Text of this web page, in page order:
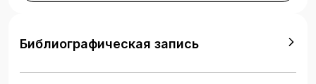
знакомит учащихся с особенностями
нехудожественных текстов, формируя навыки
Библиографическая запись